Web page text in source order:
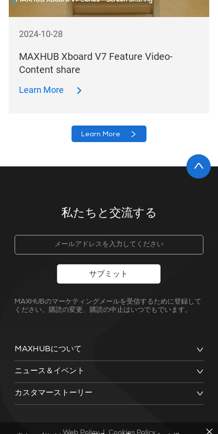
2024-10-28
MAXHUB Xboard V7 Feature Video-
Content share
Learn More
Learn More
私たちと交流する
MAXHUBについて
ニュース＆イベント
カスタマーストーリー
サブミット
MAXHUBのマーケティングメールを受信するために登録して
ください。購読の変更、購読の中止はいつでもでいます。